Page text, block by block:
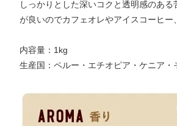
しっかりとした深いコクと透明感のあ
が良いのでカフェオレやアイスコーヒー
内容量：1kg
生産国：ペルー・エチオピア・ケニア・